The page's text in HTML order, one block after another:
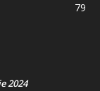
79
2024